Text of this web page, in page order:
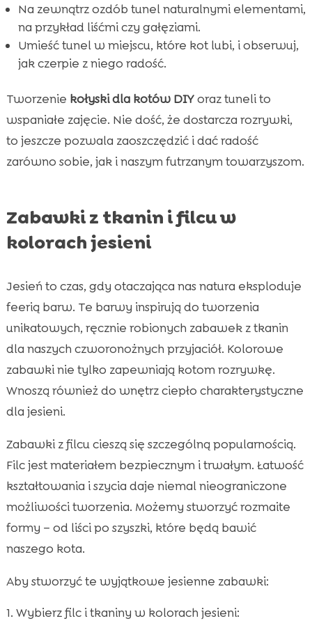
Na zewnątrz ozdób tunel naturalnymi elementami,
na przykład liśćmi czy gałęziami.
Umieść tunel w miejscu, które kot lubi, i obserwuj,
jak czerpie z niego radość.
Tworzenie kołyski dla kotów DIYoraz tuneli to
wspaniałe zajęcie. Nie dość, że dostarcza rozrywki,
to jeszcze pozwala zaoszczędzić i dać radość
zarówno sobie, jak i naszym futrzanym towarzyszom.
Zabawki z tkanin i filcu w
kolorach jesieni
Jesień to czas, gdy otaczająca nas natura eksploduje
feerią barw. Te barwy inspirują do tworzenia
unikatowych, ręcznie robionych zabawek z tkanin
dla naszych czworonożnych przyjaciół. Kolorowe
zabawki nie tylko zapewniają kotom rozrywkę.
Wnoszą również do wnętrz ciepło charakterystyczne
dla jesieni.
Zabawki z filcu cieszą się szczególną popularnością.
Filc jest materiałem bezpiecznym i trwałym. Łatwość
kształtowania i szycia daje niemal nieograniczone
możliwości tworzenia. Możemy stworzyć rozmaite
formy – od liści po szyszki, które będą bawić
naszego kota.
Aby stworzyć te wyjątkowe jesienne zabawki:
Wybierz filc i tkaniny w kolorach jesieni: